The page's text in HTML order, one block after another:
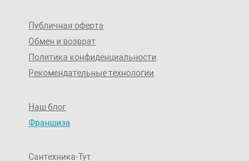
Публичная оферта
Обмен и возврат
Политика конфиденциальности
Рекомендательные технологии
Наш блог
Франшиза
Сантехника-Тут